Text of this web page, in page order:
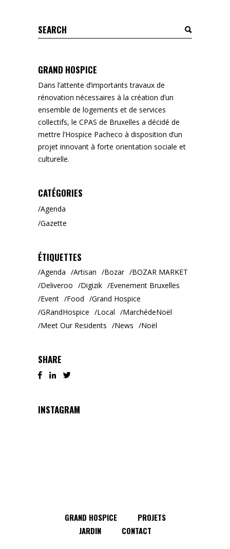
Search
for:
GRAND HOSPICE
Dans l’attente d’importants travaux de
rénovation nécessaires à la création d’un
ensemble de logements et de services
collectifs, le CPAS de Bruxelles a décidé de
mettre l’Hospice Pacheco à disposition d’un
projet innovant à forte orientation sociale et
culturelle.
CATÉGORIES
Agenda
Gazette
ÉTIQUETTES
Agenda Artisan Bozar
BOZAR MARKET
Deliveroo
Digizik
Evenement Bruxelles
Event
Food
Grand Hospice
GRandHospice
Local
MarchédeNoël
Meet Our Residents
News Noël
SHARE
INSTAGRAM
GRAND HOSPICE
PROJETS
JARDIN
CONTACT